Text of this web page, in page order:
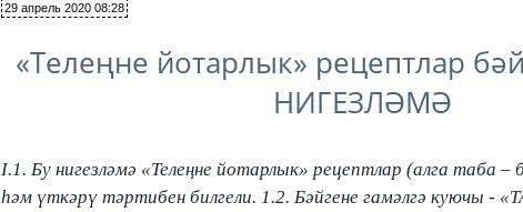
29 апрель 2020 08:28
«Телеңне йотарлык» рецептлар
НИГЕЗЛӘМӘ
I.1. Бу нигезләмә «Телеңне йотарлык» рецептлар (алга таба –
һәм үткәрү тәртибен билгели. 1.2. Бәйгене гамәлгә куючы -